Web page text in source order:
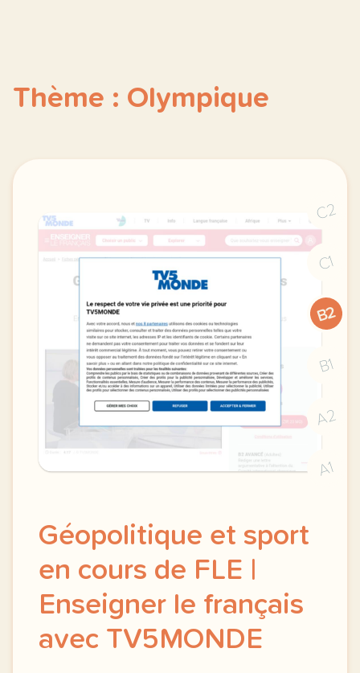
Thème : Olympique
C2
C1
B2
B1
A2
A1
Géopolitique et sport
en cours de FLE |
Enseigner le français
avec TV5MONDE